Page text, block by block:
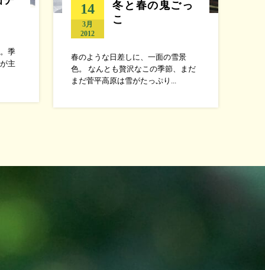
季
主
14
3月
2012
冬と春の鬼ごっ
こ
春のような日差しに、一面の雪景
色。 なんとも贅沢なこの季節、まだ
まだ菅平高原は雪がたっぷり...